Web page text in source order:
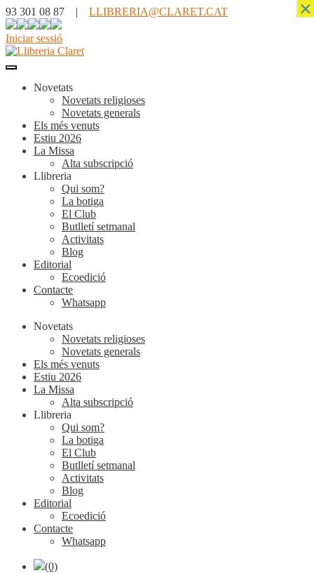
93 301 08 87 | LLIBRERIA@CLARET.CAT
Iniciar sessió
Novetats
Novetats religioses
Novetats generals
Els més venuts
Estiu 2026
La Missa
Alta subscripció
Llibreria
Qui som?
La botiga
El Club
Butlletí setmanal
Activitats
Blog
Editorial
Ecoedició
Contacte
Whatsapp
Novetats
Novetats religioses
Novetats generals
Els més venuts
Estiu 2026
La Missa
Alta subscripció
Llibreria
Qui som?
La botiga
El Club
Butlletí setmanal
Activitats
Blog
Editorial
Ecoedició
Contacte
Whatsapp
(0)
×